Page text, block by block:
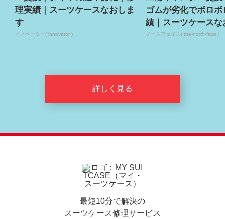
理実績｜スーツケースなおしま
す
イノベーター( innovator )
ゴムが劣化でボロ
績｜スーツケースな
ノースフェイス( the-north-face )
詳しく見る
最短10分で解決の
スーツケース修理サービス